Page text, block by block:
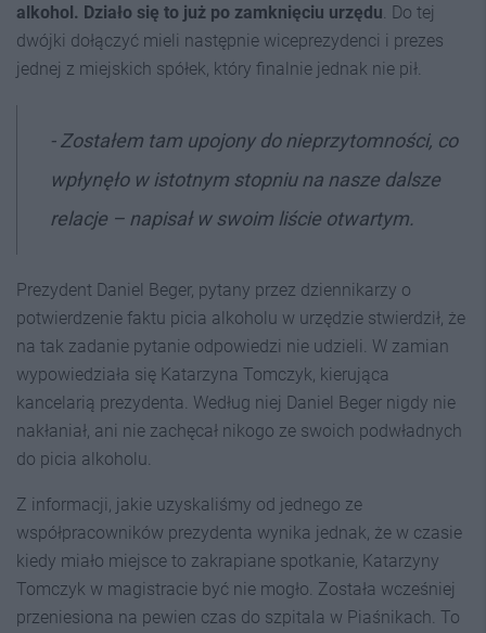
alkohol. Działo się to już po zamknięciu urzędu . Do tej
dwójki dołączyć mieli następnie wiceprezydenci i prezes
jednej z miejskich spółek, który finalnie jednak nie pił.
- Zostałem tam upojony do nieprzytomności, co
wpłynęło w istotnym stopniu na nasze dalsze
relacje – napisał w swoim liście otwartym.
Prezydent Daniel Beger, pytany przez dziennikarzy o
potwierdzenie faktu picia alkoholu w urzędzie stwierdził, że
na tak zadanie pytanie odpowiedzi nie udzieli. W zamian
wypowiedziała się Katarzyna Tomczyk, kierująca
kancelarią prezydenta. Według niej Daniel Beger nigdy nie
nakłaniał, ani nie zachęcał nikogo ze swoich podwładnych
do picia alkoholu.
Z informacji, jakie uzyskaliśmy od jednego ze
współpracowników prezydenta wynika jednak, że w czasie
kiedy miało miejsce to zakrapiane spotkanie, Katarzyny
Tomczyk w magistracie być nie mogło. Została wcześniej
przeniesiona na pewien czas do szpitala w Piaśnikach. To